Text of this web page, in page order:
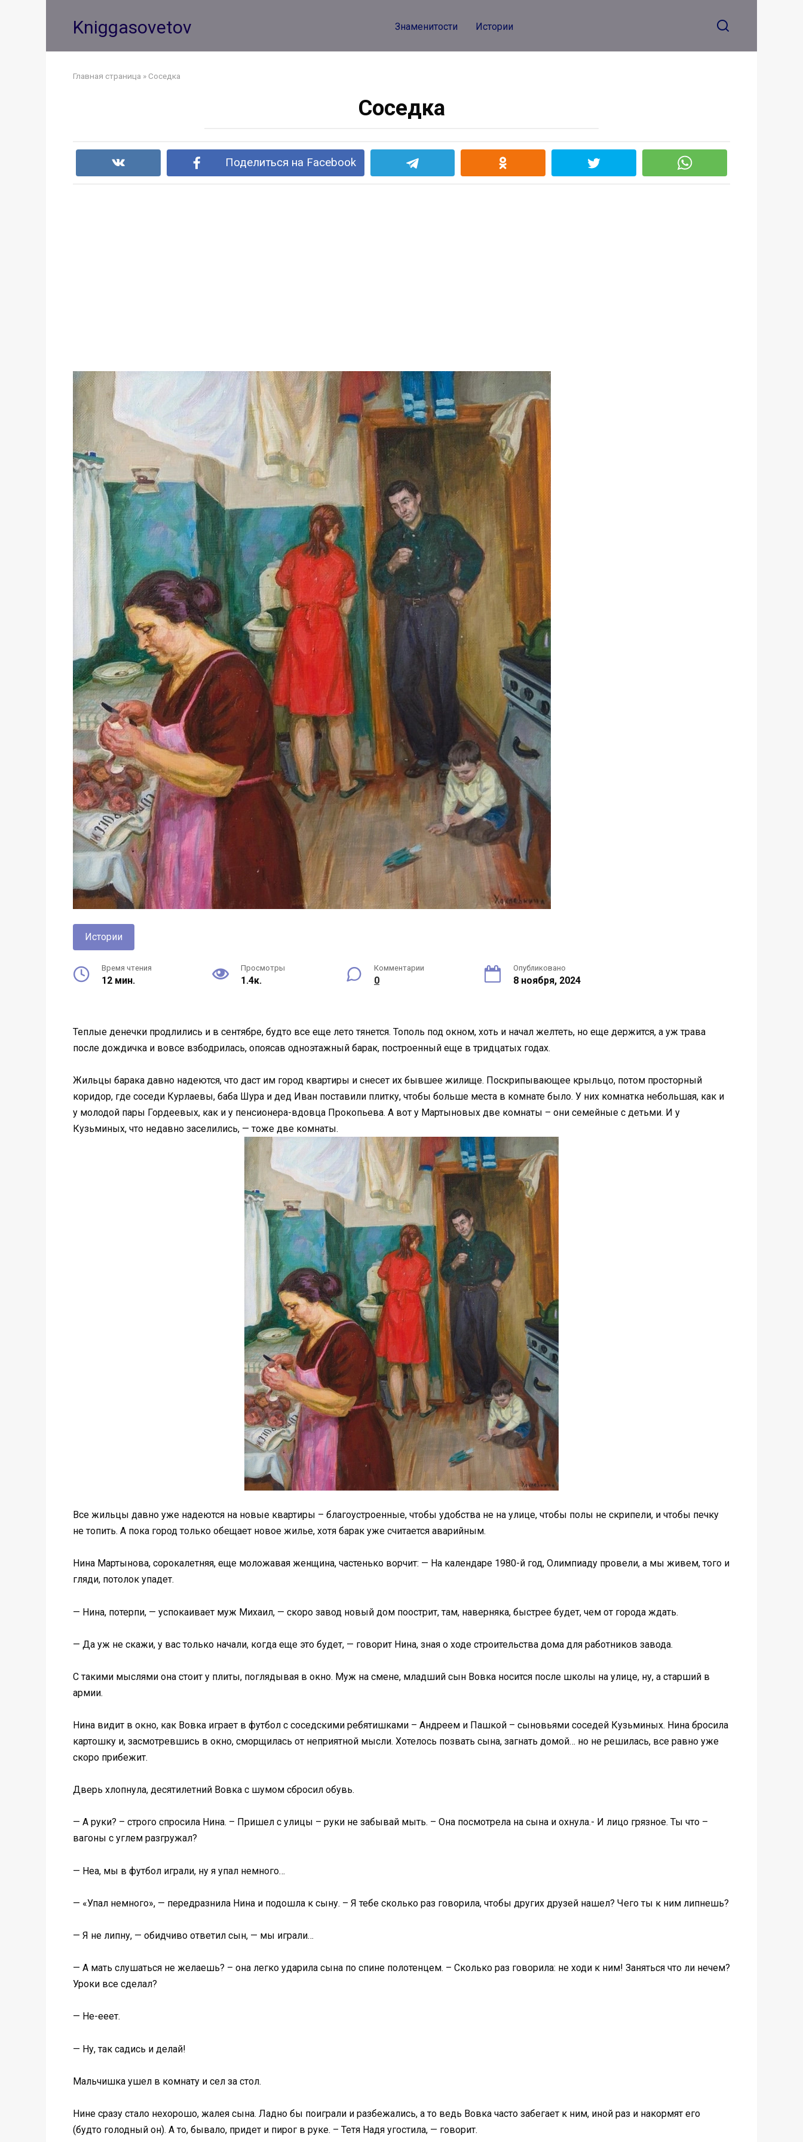
Kniggasovetov Знаменитости Истории
Главная страница » Соседка
Соседка
Поделиться на Facebook
Истории
Время чтения
12 мин.
Просмотры
1.4к.
Комментарии
0
Опубликовано
8 ноября, 2024
Теплые денечки продлились и в сентябре, будто все еще лето тянется. Тополь под окном, хоть и начал желтеть, но еще держится, а уж трава
после дождичка и вовсе взбодрилась, опоясав одноэтажный барак, построенный еще в тридцатых годах.
Жильцы барака давно надеются, что даст им город квартиры и снесет их бывшее жилище. Поскрипывающее крыльцо, потом просторный
коридор, где соседи Курлаевы, баба Шура и дед Иван поставили плитку, чтобы больше места в комнате было. У них комнатка небольшая, как и
у молодой пары Гордеевых, как и у пенсионера-вдовца Прокопьева. А вот у Мартыновых две комнаты – они семейные с детьми. И у
Кузьминых, что недавно заселились, — тоже две комнаты.
Все жильцы давно уже надеются на новые квартиры – благоустроенные, чтобы удобства не на улице, чтобы полы не скрипели, и чтобы печку
не топить. А пока город только обещает новое жилье, хотя барак уже считается аварийным.
Нина Мартынова, сорокалетняя, еще моложавая женщина, частенько ворчит: — На календаре 1980-й год, Олимпиаду провели, а мы живем, того и
гляди, потолок упадет.
— Нина, потерпи, — успокаивает муж Михаил, — скоро завод новый дом поострит, там, наверняка, быстрее будет, чем от города ждать.
— Да уж не скажи, у вас только начали, когда еще это будет, — говорит Нина, зная о ходе строительства дома для работников завода.
С такими мыслями она стоит у плиты, поглядывая в окно. Муж на смене, младший сын Вовка носится после школы на улице, ну, а старший в
армии.
Нина видит в окно, как Вовка играет в футбол с соседскими ребятишками – Андреем и Пашкой – сыновьями соседей Кузьминых. Нина бросила
картошку и, засмотревшись в окно, сморщилась от неприятной мысли. Хотелось позвать сына, загнать домой… но не решилась, все равно уже
скоро прибежит.
Дверь хлопнула, десятилетний Вовка с шумом сбросил обувь.
— А руки? – строго спросила Нина. – Пришел с улицы – руки не забывай мыть. – Она посмотрела на сына и охнула.- И лицо грязное. Ты что –
вагоны с углем разгружал?
— Неа, мы в футбол играли, ну я упал немного…
— «Упал немного», — передразнила Нина и подошла к сыну. – Я тебе сколько раз говорила, чтобы других друзей нашел? Чего ты к ним липнешь?
— Я не липну, — обидчиво ответил сын, — мы играли…
— А мать слушаться не желаешь? – она легко ударила сына по спине полотенцем. – Сколько раз говорила: не ходи к ним! Заняться что ли нечем?
Уроки все сделал?
— Не-ееет.
— Ну, так садись и делай!
Мальчишка ушел в комнату и сел за стол.
Нине сразу стало нехорошо, жалея сына. Ладно бы поиграли и разбежались, а то ведь Вовка часто забегает к ним, иной раз и накормят его
(будто голодный он). А то, бывало, придет и пирог в руке. – Тетя Надя угостила, — говорит.